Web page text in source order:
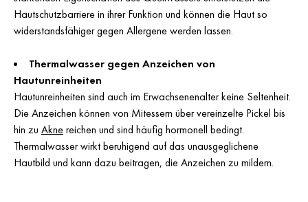
Hautschutzbarriere in ihrer Funktion und können die Haut so
widerstandsfähiger gegen Allergene werden lassen.
Thermalwasser gegen Anzeichen von
Hautunreinheiten
Hautunreinheiten sind auch im Erwachsenenalter keine Seltenheit.
Die Anzeichen können von Mitessern über vereinzelte Pickel bis
hin zu Aknereichen und sind häufig hormonell bedingt.
Thermalwasser wirkt beruhigend auf das unausgeglichene
Hautbild und kann dazu beitragen, die Anzeichen zu mildern.